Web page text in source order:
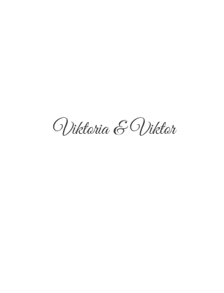
Viktoria & Viktor